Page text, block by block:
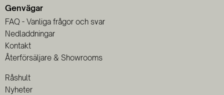
Genvägar
FAQ - Vanliga frågor och svar
Nedladdningar
Kontakt
Återförsäljare & Showrooms
Råshult
Nyheter